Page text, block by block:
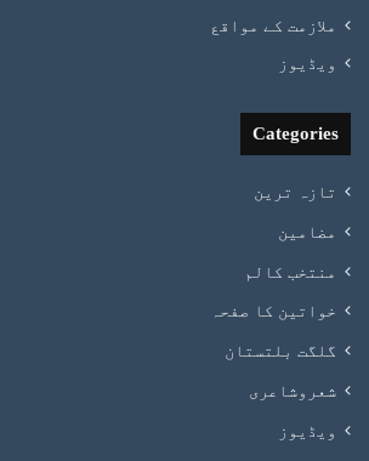
ملازمت کے مواقع
ویڈیوز
Categories
تازہ ترین
مضامین
منتخب کالم
خواتین کا صفحہ
گلگت بلتستان
شعروشاعری
ویڈیوز